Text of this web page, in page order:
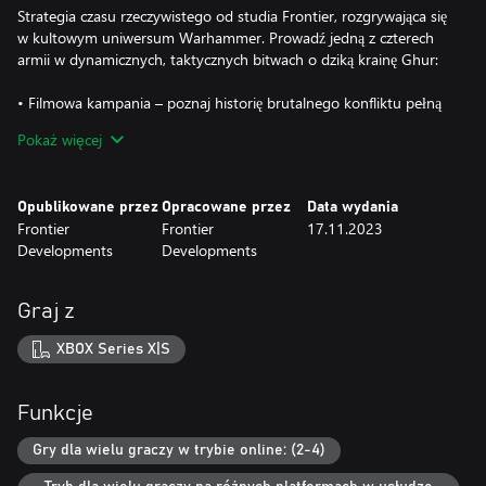
Strategia czasu rzeczywistego od studia Frontier, rozgrywająca się
w kultowym uniwersum Warhammer. Prowadź jedną z czterech
armii w dynamicznych, taktycznych bitwach o dziką krainę Ghur:
• Filmowa kampania – poznaj historię brutalnego konfliktu pełną
autora książek z serii Black Library, Gava Thorpe’a.
prawdziwymi graczami oraz SI. Awansuj na drabince
rywalizacyjnej „1 na 1”.
• Niekończący się konflikt – poprowadź armie do bitew pośród
gracza i pokonaj ostatecznego wroga.
• Okaż kreatywność – dołącz do społeczności tworzącej mapy,
maluj własne armie, twórz i prezentuj przepiękne dioramy.
Poznaj dramatyczne losy wojny z różnych perspektyw –
szlachetnych czempionów i nikczemnych złoczyńców. Zmagaj się
o przeżycie i dominację nad krainą Ghur jako dowódca jednej z
czterech frakcji, w tym Nieśmiertelnych Gromowładnych,
Pokaż więcej
Opublikowane przez
Frontier
Developments
Opracowane przez
Frontier
Developments
Data wydania
17.11.2023
Graj z
XBOX Series X|S
Funkcje
Gry dla wielu graczy w trybie online: (2-4)